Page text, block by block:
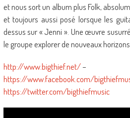
et nous sort un album plus Folk,
et toujours aussi posé lorsque les
dessus sur « Jenni ». Une œuvre
le groupe explorer de nouveaux horizons.
http://www.bigthief.net/–
https://www.facebook.com/
https://twitter.com/bigthiefmusic